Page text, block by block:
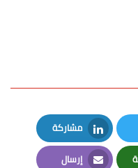
مشاركة
LinkedIn
إرسال